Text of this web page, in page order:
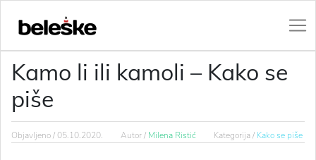
Kamo li ili kamoli – Kako se
piše
Objavljeno /05.10.2020. Autor / Milena Ristić Kategorija / Kako se piše